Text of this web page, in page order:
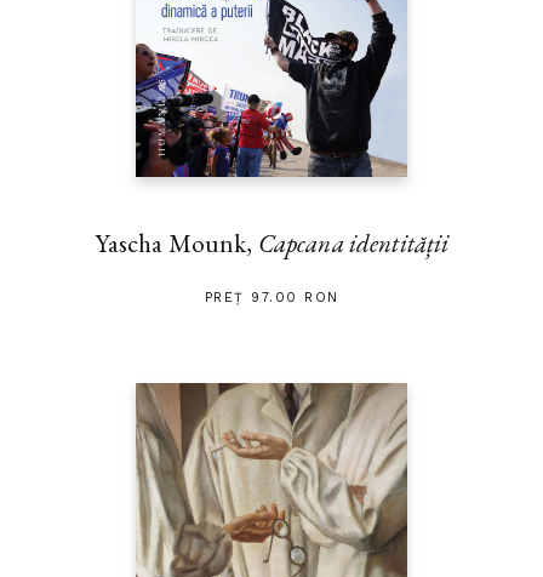
Yascha Mounk, Capcana identității
PREȚ 97.00 RON